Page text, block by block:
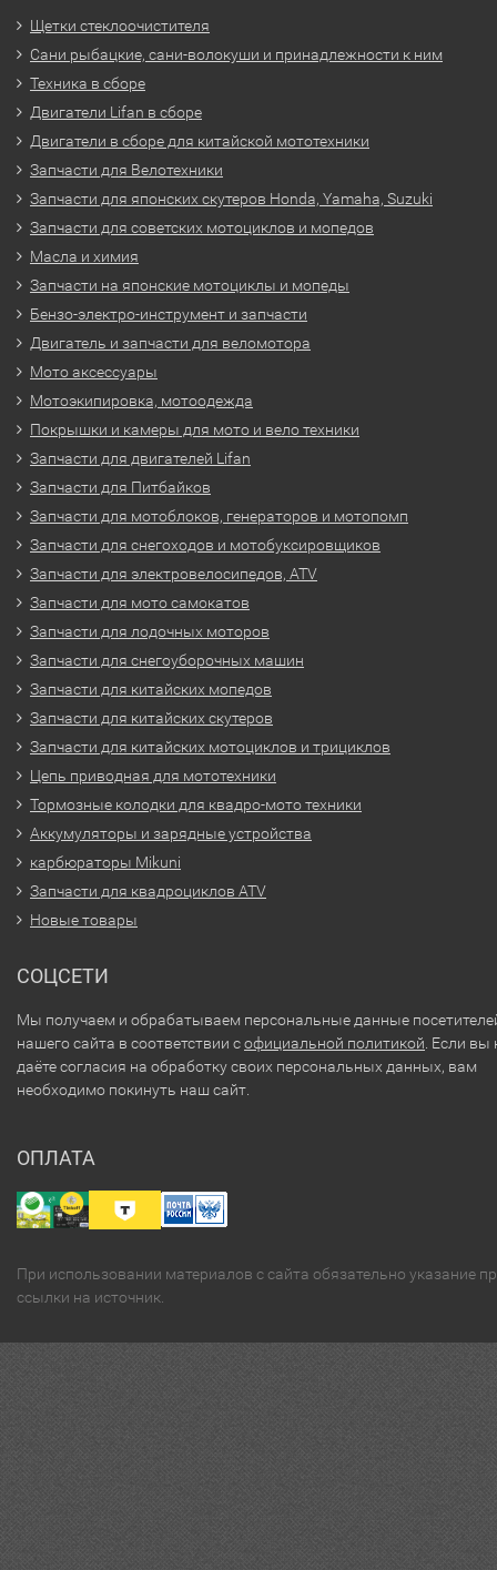
Щетки стеклоочистителя
Сани рыбацкие, сани-волокуши и принадлежности к ним
Техника в сборе
Двигатели Lifan в сборе
Двигатели в сборе для китайской мототехники
Запчасти для Велотехники
Запчасти для японских скутеров Honda, Yamaha, Suzuki
Запчасти для советских мотоциклов и мопедов
Масла и химия
Запчасти на японские мотоциклы и мопеды
Бензо-электро-инструмент и запчасти
Двигатель и запчасти для веломотора
Мото аксессуары
Мотоэкипировка, мотоодежда
Покрышки и камеры для мото и вело техники
Запчасти для двигателей Lifan
Запчасти для Питбайков
Запчасти для мотоблоков, генераторов и мотопомп
Запчасти для снегоходов и мотобуксировщиков
Запчасти для электровелосипедов, ATV
Запчасти для мото самокатов
Запчасти для лодочных моторов
Запчасти для снегоуборочных машин
Запчасти для китайских мопедов
Запчасти для китайских скутеров
Запчасти для китайских мотоциклов и трициклов
Цепь приводная для мототехники
Тормозные колодки для квадро-мото техники
Аккумуляторы и зарядные устройства
карбюраторы Mikuni
Запчасти для квадроциклов ATV
Новые товары
СОЦСЕТИ
Мы получаем и обрабатываем персональные данные
нашего сайта в соответствии софициальной политикой . Если вы
даёте согласия на обработку своих персональных данных, вам
необходимо покинуть наш сайт.
ОПЛАТА
При использовании материалов с сайта обязательно указание
ссылки на источник.